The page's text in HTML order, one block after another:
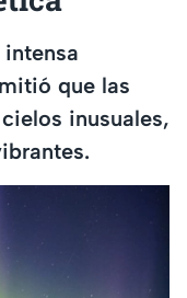
que las
inusuales,